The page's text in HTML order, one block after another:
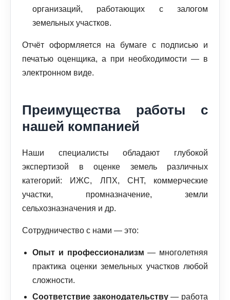
организаций, работающих с залогом
земельных участков.
Отчёт оформляется на бумаге с подписью и
печатью оценщика, а при необходимости — в
электронном виде.
Преимущества работы с
нашей компанией
Наши специалисты обладают глубокой
экспертизой в оценке земель различных
категорий: ИЖС, ЛПХ, СНТ, коммерческие
участки, промназначение, земли
сельхозназначения и др.
Сотрудничество с нами — это:
Опыт и профессионализм — многолетняя
практика оценки земельных участков любой
сложности.
Соответствие законодательству— работа